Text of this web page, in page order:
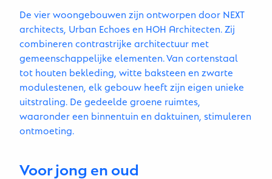
De vier woongebouwen zijn ontworpen door NEXT
architects, Urban Echoes en HOH Architecten. Zij
combineren contrastrijke architectuur met
gemeenschappelijke elementen. Van cortenstaal
tot houten bekleding, witte baksteen en zwarte
modulestenen, elk gebouw heeft zijn eigen unieke
uitstraling. De gedeelde groene ruimtes,
waaronder een binnentuin en daktuinen, stimuleren
ontmoeting.
Voor jong en oud